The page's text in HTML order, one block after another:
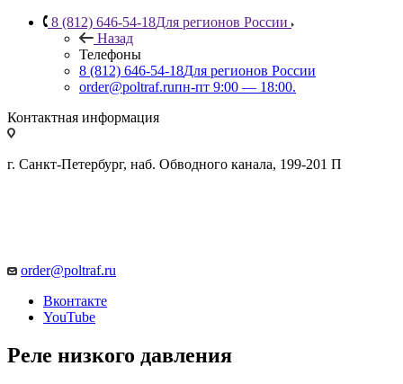
8 (812) 646-54-18Для регионов России
Назад
Телефоны
8 (812) 646-54-18Для регионов России
order@poltraf.ruпн-пт 9:00 — 18:00.
Контактная информация
г. Санкт-Петербург, наб. Обводного канала, 199-201 П
order@poltraf.ru
Вконтакте
YouTube
Реле низкого давления